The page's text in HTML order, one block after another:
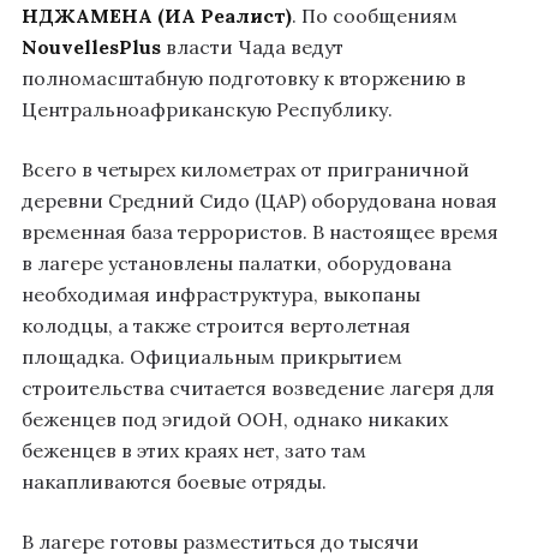
НДЖАМЕНА (ИА Реалист). По сообщениям
NouvellesPlus власти Чада ведут
полномасштабную подготовку к вторжению в
Центральноафриканскую Республику.
Всего в четырех километрах от приграничной
деревни Средний Сидо (ЦАР) оборудована новая
временная база террористов. В настоящее время
в лагере установлены палатки, оборудована
необходимая инфраструктура, выкопаны
колодцы, а также строится вертолетная
площадка. Официальным прикрытием
строительства считается возведение лагеря для
беженцев под эгидой ООН, однако никаких
беженцев в этих краях нет, зато там
накапливаются боевые отряды.
В лагере готовы разместиться до тысячи